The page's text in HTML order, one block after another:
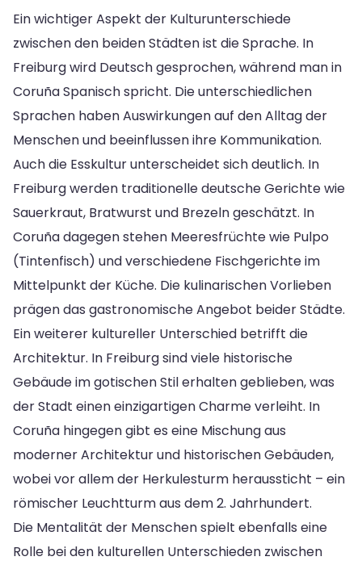
Ein wichtiger Aspekt der Kulturunterschiede
zwischen den beiden Städten ist die Sprache. In
Freiburg wird Deutsch gesprochen, während man in
Coruña Spanisch spricht. Die unterschiedlichen
Sprachen haben Auswirkungen auf den Alltag der
Menschen und beeinflussen ihre Kommunikation.
Auch die Esskultur unterscheidet sich deutlich. In
Freiburg werden traditionelle deutsche Gerichte wie
Sauerkraut, Bratwurst und Brezeln geschätzt. In
Coruña dagegen stehen Meeresfrüchte wie Pulpo
(Tintenfisch) und verschiedene Fischgerichte im
Mittelpunkt der Küche. Die kulinarischen Vorlieben
prägen das gastronomische Angebot beider Städte.
Ein weiterer kultureller Unterschied betrifft die
Architektur. In Freiburg sind viele historische
Gebäude im gotischen Stil erhalten geblieben, was
der Stadt einen einzigartigen Charme verleiht. In
Coruña hingegen gibt es eine Mischung aus
moderner Architektur und historischen Gebäuden,
wobei vor allem der Herkulesturm heraussticht – ein
römischer Leuchtturm aus dem 2. Jahrhundert.
Die Mentalität der Menschen spielt ebenfalls eine
Rolle bei den kulturellen Unterschieden zwischen